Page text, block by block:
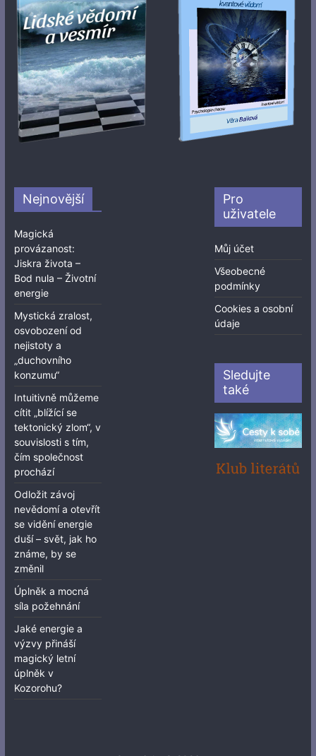
Nejnovější
Magická
provázanost:
Jiskra života –
Bod nula – Životní
energie
Mystická zralost,
osvobození od
nejistoty a
„duchovního
konzumu“
Intuitivně můžeme
cítit „blížící se
tektonický zlom“, v
souvislosti s tím,
čím společnost
prochází
Odložit závoj
nevědomí a otevřít
se vidění energie
duší – svět, jak ho
známe, by se
změnil
Úplněk a mocná
síla požehnání
Jaké energie a
výzvy přináší
magický letní
úplněk v
Kozorohu?
Pro
uživatele
Můj účet
Všeobecné
podmínky
Cookies a osobní
údaje
Sledujte
také